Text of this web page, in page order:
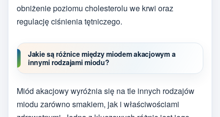
obniżenie poziomu cholesterolu we krwi oraz
regulację ciśnienia tętniczego.
Jakie są różnice między miodem akacjowym a
innymi rodzajami miodu?
Miód akacjowy wyróżnia się na tle innych rodzajów
miodu zarówno smakiem, jak i właściwościami